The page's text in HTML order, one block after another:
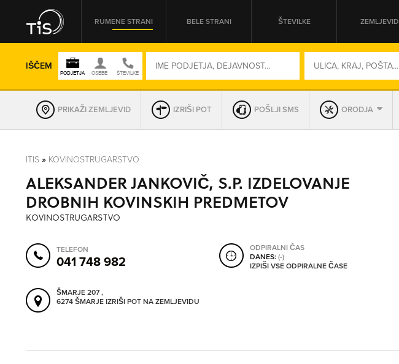
RUMENE STRANI BELE STRANI ŠTEVILKE ZEMLJEVID
IŠČEM
REGIJA
OMREŽNA ŠT.
PRIKAŽI ZEMLJEVID IZRIŠI POT POŠLJI SMS ORODJA
ITIS » KOVINOSTRUGARSTVO
ALEKSANDER JANKOVIČ, S.P. IZDELOVANJE
DROBNIH KOVINSKIH PREDMETOV
KOVINOSTRUGARSTVO
TELEFON
041 748 982
ŠMARJE 207 ,
6274 ŠMARJEIZRIŠI POT NA ZEMLJEVIDU
ODPIRALNI ČAS
DANES:(-)
IZPIŠI VSE ODPIRALNE ČASE